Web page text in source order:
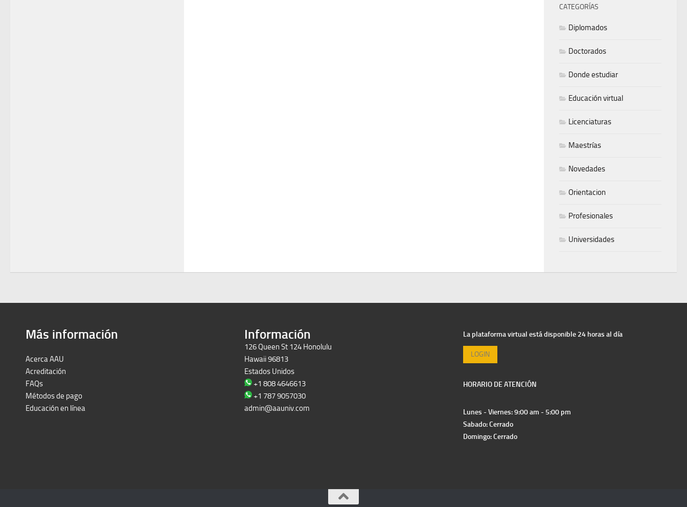
CATEGORÍAS
Diplomados
Doctorados
Donde estudiar
Educación virtual
Licenciaturas
Maestrías
Novedades
Orientacion
Profesionales
Universidades
Más información
Acerca AAU
Acreditación
FAQs
Métodos de pago
Educación en línea
Información
126 Queen St 124 Honolulu
Hawaii 96813
Estados Unidos
+1 808 4646613
+1 787 9057030
admin@aauniv.com
La plataforma virtual está disponible 24 horas al día
LOGIN
HORARIO DE ATENCIÓN
Lunes - Viernes: 9:00 am - 5:00 pm
Sabado: Cerrado
Domingo: Cerrado